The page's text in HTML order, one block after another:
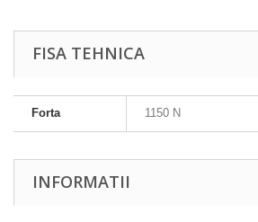
FISA TEHNICA
Forta 1150 N
INFORMATII